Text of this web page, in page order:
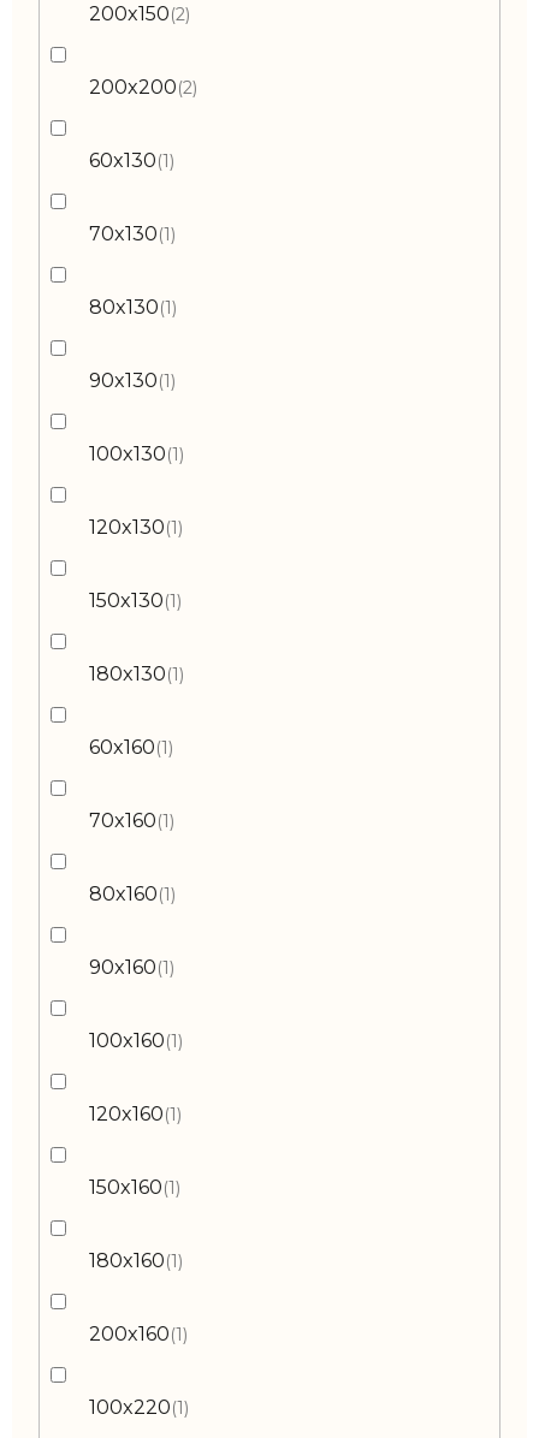
200x150 2
200x200 2
60x130 1
70x130 1
80x130 1
90x130 1
100x130 1
120x130 1
150x130 1
180x130 1
60x160 1
70x160 1
80x160 1
90x160 1
100x160 1
120x160 1
150x160 1
180x160 1
200x160 1
100x220 1